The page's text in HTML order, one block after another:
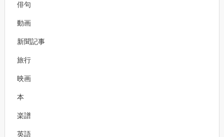
俳句
動画
新聞記事
旅行
映画
本
楽譜
英語